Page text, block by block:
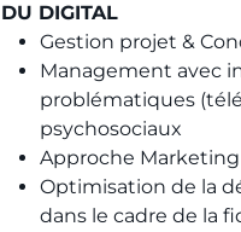
DU DIGITAL
Gestion projet &
Management avec
problématiques
psychosociaux
Approche
Optimisation de la
dans le cadre de la